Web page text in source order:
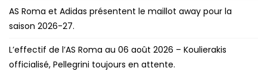
AS Roma et Adidas présentent le maillot away pour la
saison 2026-27.
L’effectif de l’AS Roma au 06 août 2026 – Koulierakis
officialisé, Pellegrini toujours en attente.